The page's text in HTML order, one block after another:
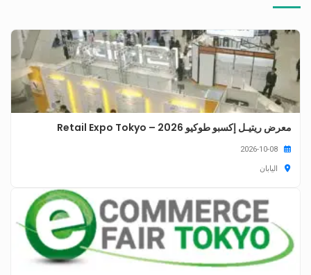
معرض ريتيـل إكسبو طوكيو 2026 – Retail Expo Tokyo
اليابان